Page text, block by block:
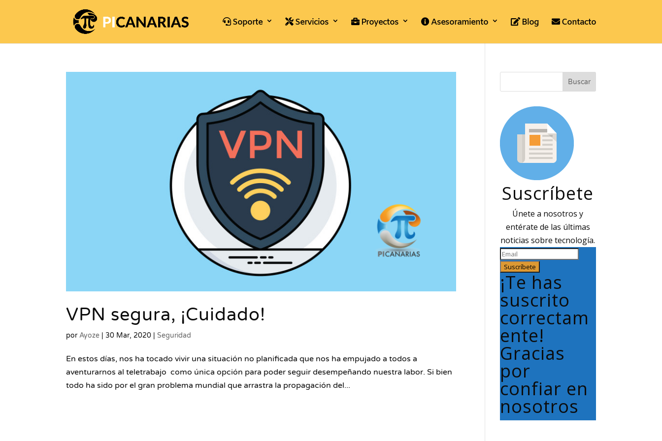
Soporte Servicios Proyectos Asesoramiento Blog Contacto
VPN segura, ¡Cuidado!
porAyoze | 30 Mar, 2020 |Seguridad
En estos días, nos ha tocado vivir una situación no planificada que nos ha empujado a todos a
aventurarnos al teletrabajo como única opción para poder seguir desempeñando nuestra labor. Si bien
todo ha sido por el gran problema mundial que arrastra la propagación del...
Suscríbete
Únete a nosotros y
entérate de las últimas
noticias sobre tecnología.
Suscríbete
¡Te has
suscrito
correctam
ente!
Gracias
por
confiar en
nosotros